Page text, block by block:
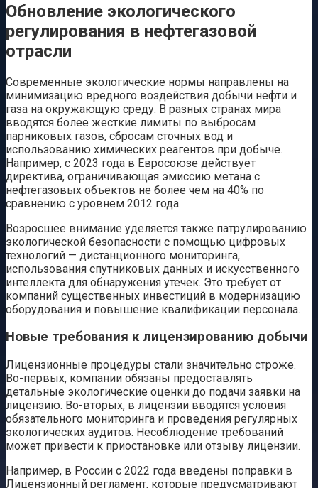
Обновление экологического
регулирования в нефтегазовой
отрасли
Современные экологические нормы направлены на
минимизацию вредного воздействия добычи нефти и
газа на окружающую среду. В разных странах мира
вводятся более жесткие лимиты по выбросам
парниковых газов, сбросам сточных вод и
использованию химических реагентов при добыче.
Например, с 2023 года в Евросоюзе действует
директива, ограничивающая эмиссию метана с
нефтегазовых объектов не более чем на 40% по
сравнению с уровнем 2012 года.
Возросшее внимание уделяется также патрулированию
экологической безопасности с помощью цифровых
технологий — дистанционного мониторинга,
использования спутниковых данных и искусственного
интеллекта для обнаружения утечек. Это требует от
компаний существенных инвестиций в модернизацию
оборудования и повышение квалификации персонала.
Новые требования к лицензированию добычи
Лицензионные процедуры стали значительно строже.
Во-первых, компании обязаны предоставлять
детальные экологические оценки до подачи заявки на
лицензию. Во-вторых, в лицензии вводятся условия
обязательного мониторинга и проведения регулярных
экологических аудитов. Несоблюдение требований
может привести к приостановке или отзыву лицензии.
Например, в России с 2022 года введены поправки в
Лицензионный регламент, которые предусматривают